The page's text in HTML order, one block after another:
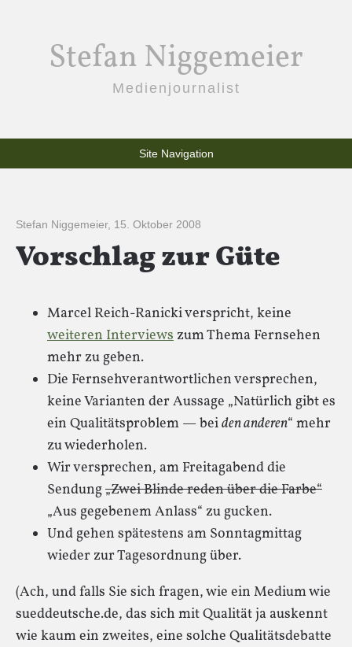
Stefan Niggemeier
Medienjournalist
Site Navigation
Stefan Niggemeier, 15. Oktober 2008
Vorschlag zur Güte
Marcel Reich-Ranicki verspricht, keine
weiteren Interviews zum Thema Fernsehen
mehr zu geben.
Die Fernsehverantwortlichen versprechen,
keine Varianten der Aussage „Natürlich gibt es
ein Qualitätsproblem — beiden anderen“ mehr
zu wiederholen.
Wir versprechen, am Freitagabend die
Sendung„Zwei Blinde reden über die Farbe“
„Aus gegebenem Anlass“ zu gucken.
Und gehen spätestens am Sonntagmittag
wieder zur Tagesordnung über.
(Ach, und falls Sie sich fragen, wie ein Medium wie
sueddeutsche.de, das sich mit Qualität ja auskennt
wie kaum ein zweites, eine solche Qualitätsdebatte